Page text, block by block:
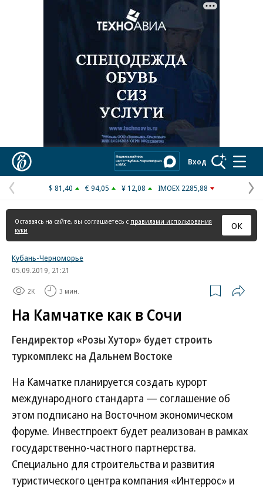
Реклама в «Ъ» www.kommersant.ru/ad
Вход
Предыдущая
страница
$ 81,40 € 94,05 ¥ 12,08 IMOEX 2285,88
Оставаясь на сайте, вы соглашаетесь с правилами использования
куки
ОК
Кубань-Черноморье
05.09.2019, 21:21
2K 3 мин.
На Камчатке как в Сочи
Гендиректор «Розы Хутор» будет строить
туркомплекс на Дальнем Востоке
На Камчатке планируется создать курорт
международного стандарта — соглашение об
этом подписано на Восточном экономическом
форуме. Инвестпроект будет реализован в рамках
государственно-частного партнерства.
Специально для строительства и развития
туристического центра компания «Интеррос» и